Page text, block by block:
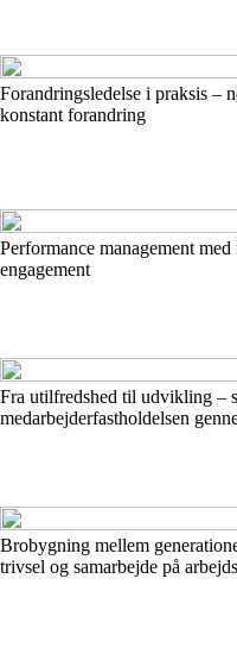
Forandringsledelse i praksis –
konstant forandring
Performance management
engagement
Fra utilfredshed til udvikling –
medarbejderfastholdelsen
Brobygning mellem
trivsel og samarbejde på